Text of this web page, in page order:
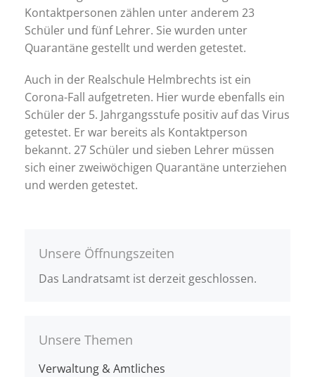
Kontaktpersonen zählen unter anderem 23
Schüler und fünf Lehrer. Sie wurden unter
Quarantäne gestellt und werden getestet.
Auch in der Realschule Helmbrechts ist ein
Corona-Fall aufgetreten. Hier wurde ebenfalls ein
Schüler der 5. Jahrgangsstufe positiv auf das Virus
getestet. Er war bereits als Kontaktperson
bekannt. 27 Schüler und sieben Lehrer müssen
sich einer zweiwöchigen Quarantäne unterziehen
und werden getestet.
Unsere Öffnungszeiten
Das Landratsamt ist derzeit geschlossen.
Unsere Themen
Verwaltung & Amtliches